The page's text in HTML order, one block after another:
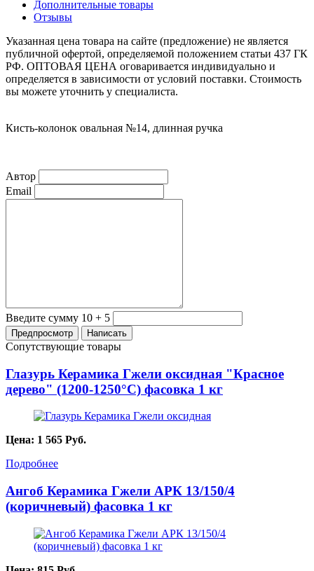
Дополнительные товары
Отзывы
Указанная цена товара на сайте (предложение) не является
публичной офертой, определяемой положением статьи 437 ГК
РФ. ОПТОВАЯ ЦЕНА оговаривается индивидуально и
определяется в зависимости от условий поставки. Стоимость
вы можете уточнить у специалиста.
Кисть-колонок овальная №14, длинная ручка
Автор
Email
Введите сумму 10 + 5
Сопутствующие товары
Глазурь Керамика Гжели оксидная "Красное
дерево" (1200-1250°С) фасовка 1 кг
Цена: 1 565 Руб.
Подробнее
Ангоб Керамика Гжели АРК 13/150/4
(коричневый) фасовка 1 кг